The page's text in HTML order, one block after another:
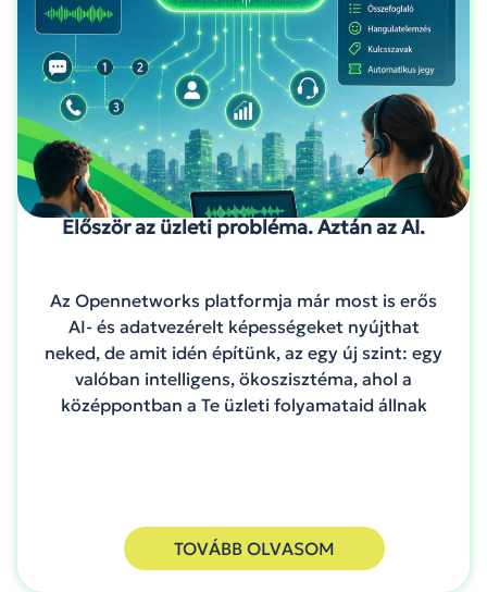
Először az üzleti probléma. Aztán az AI.
Az Opennetworks platformja már most is erős
AI- és adatvezérelt képességeket nyújthat
neked, de amit idén építünk, az egy új szint: egy
valóban intelligens, ökoszisztéma, ahol a
középpontban a Te üzleti folyamataid állnak
TOVÁBB OLVASOM